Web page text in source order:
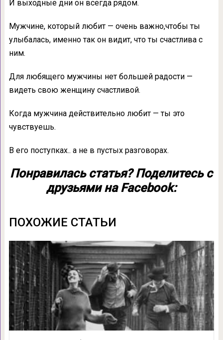
И выходные дни он всегда рядом.
Мужчине, который любит — очень важно,чтобы ты
улыбалась, именно так он видит, что ты счастлива с
ним.
Для любящего мужчины нет большей радости —
видеть свою женщину счастливой.
Когда мужчина действительно любит — ты это
чувствуешь.
В его поступках.. а не в пустых разговорах.
Понравилась статья? Поделитесь с
друзьями на Facebook:
ПОХОЖИЕ СТАТЬИ